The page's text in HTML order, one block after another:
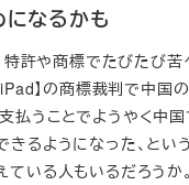
なるかも
許や商標でたびたび苦
】の商標裁判で中国
払うことでようやく中国
きるようになった、とい
ている人もいるだろうか